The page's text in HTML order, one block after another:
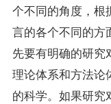
个不同的角度，根
言的各个不同的方
先要有明确的研究
理论体系和方法论
的科学。如果研究